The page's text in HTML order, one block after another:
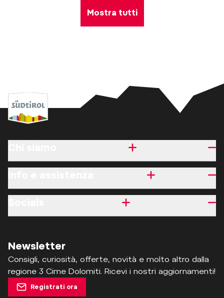
Mostra tutti
Newsletter
Consigli, curiosità, offerte, novità e molto altro dalla
regione 3 Cime Dolomiti. Ricevi i nostri aggiornamenti!
Registrati ora